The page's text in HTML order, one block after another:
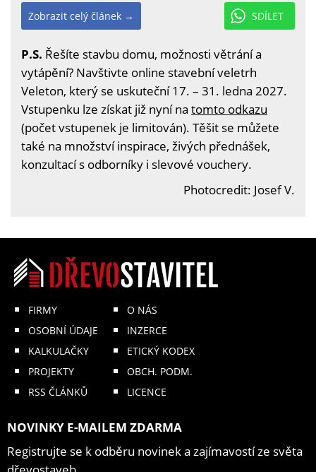
SDÍLET
Zobrazit celý článek →
P.S. Řešíte stavbu domu, možnosti větrání a
vytápění? Navštivte online stavební veletrh
Veleton, který se uskuteční 17. – 31. ledna 2027.
Vstupenku lze získat již nyní na tomto odkazu
(počet vstupenek je limitován). Těšit se můžete
také na množství inspirace, živých přednášek,
konzultací s odborníky i slevové vouchery.
Photocredit: Josef V.
FIRMY
OSOBNÍ ÚDAJE
KALKULAČKY
PROJEKTY
RSS ČLÁNKŮ
O NÁS
INZERCE
ETICKÝ KODEX
OBCH. PODM.
LICENCE
NOVINKY E-MAILEM ZDARMA
Registrujte se k odběru novinek a zajímavostí ze světa